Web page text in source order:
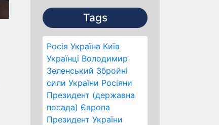
Tags
Росія Україна Київ
Українці Володимир
Зеленський Збройні
сили України Росіяни
Президент (державна
посада) Європа
Президент України